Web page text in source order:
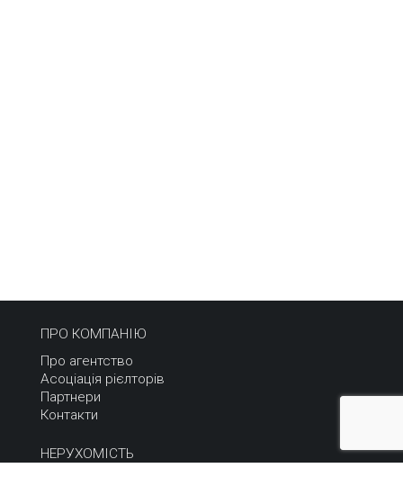
ПРО КОМПАНІЮ
Про агентство
Асоціація рієлторів
Партнери
Контакти
НЕРУХОМІСТЬ